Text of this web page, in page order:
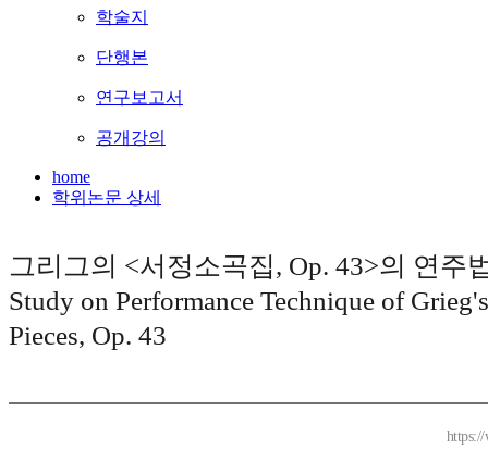
학술지
단행본
연구보고서
공개강의
home
학위논문 상세
그리그의 <서정소곡집, Op. 43>의 연주
Study on Performance Technique of
Pieces, Op. 43